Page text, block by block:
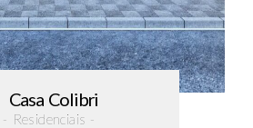
Casa Colibri
- Residenciais -